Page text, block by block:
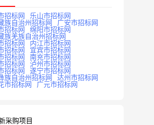
招标网
乐山市招标网
族自治州招标网
广安市招标网
招标网
绵阳市招标网
族羌族自治州招标网
招标网
内江市招标网
招标网
宜宾市招标网
招标网
南充市招标网
招标网
泸州市招标网
招标网
遂宁市招标网
族自治州招标网
达州市招标网
市招标网
广元市招标网
采购项目